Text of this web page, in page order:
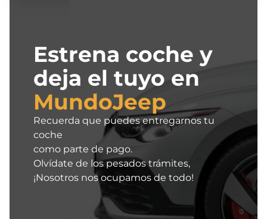
Estrena coche y
deja el tuyo en
MundoJeep
Recuerda que puedes entregarnos tu
coche
como parte de pago.
Olvídate de los pesados trámites,
¡Nosotros nos ocupamos de todo!